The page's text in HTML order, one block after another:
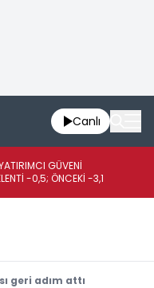
Canlı
GÜVENİ
-0,5; ÖNCEKİ -3,1
geri adım attı